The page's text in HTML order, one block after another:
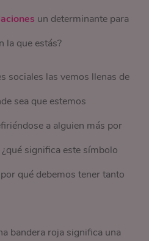
un determinante para
la que estás?
sociales las vemos llenas de
sea que estemos
a alguien más por
significa este símbolo
qué debemos tener tanto
bandera roja significa una